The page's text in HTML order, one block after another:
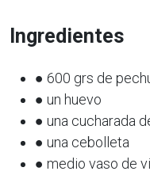
Ingredientes
● 600 grs de
● un huevo
● una cucharada
● una cebolleta
● medio vaso de